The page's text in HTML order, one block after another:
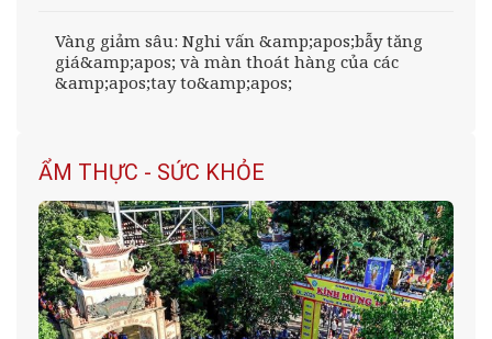
Vàng giảm sâu: Nghi vấn &amp;apos;bẫy tăng
giá&amp;apos; và màn thoát hàng của các
&amp;apos;tay to&amp;apos;
ẨM THỰC - SỨC KHỎE